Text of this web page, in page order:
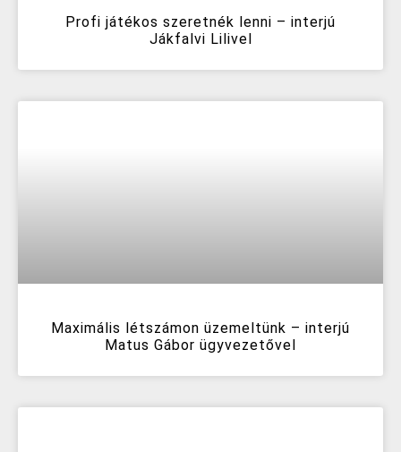
Profi játékos szeretnék lenni – interjú
Jákfalvi Lilivel
Maximális létszámon üzemeltünk – interjú
Matus Gábor ügyvezetővel